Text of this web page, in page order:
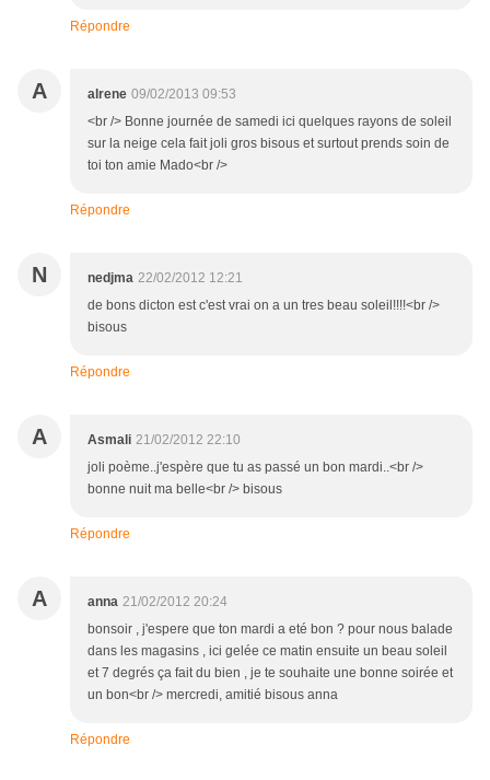
Répondre
A alrene 09/02/2013 09:53
<br /> Bonne journée de samedi ici quelques rayons de soleil
sur la neige cela fait joli gros bisous et surtout prends soin de
toi ton amie Mado<br />
Répondre
N nedjma 22/02/2012 12:21
de bons dicton est c'est vrai on a un tres beau soleil!!!!<br />
bisous
Répondre
A Asmali 21/02/2012 22:10
joli poème..j'espère que tu as passé un bon mardi..<br />
bonne nuit ma belle<br /> bisous
Répondre
A anna 21/02/2012 20:24
bonsoir , j'espere que ton mardi a eté bon ? pour nous balade
dans les magasins , ici gelée ce matin ensuite un beau soleil
et 7 degrés ça fait du bien , je te souhaite une bonne soirée et
un bon<br /> mercredi, amitié bisous anna
Répondre